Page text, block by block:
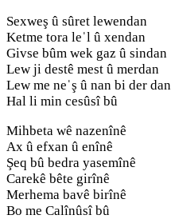
Sexweş û sûret lewendan
Ketme tora leˈl û xendan
Givse bûm wek gaz û sindan
Lew ji destê mest û merdan
Lew me neˈş û nan bi der dan
Hal li min cesûsî bû
Mihbeta wê nazenînê
Ax û efxan û enînê
Şeq bû bedra yasemînê
Carekê bête girînê
Merhema bavê birînê
Bo me Calînûsî bû